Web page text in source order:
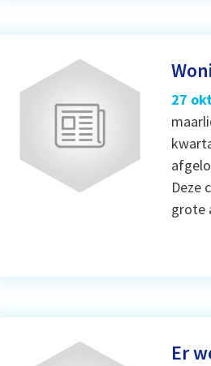
27
Deze
grote
Er